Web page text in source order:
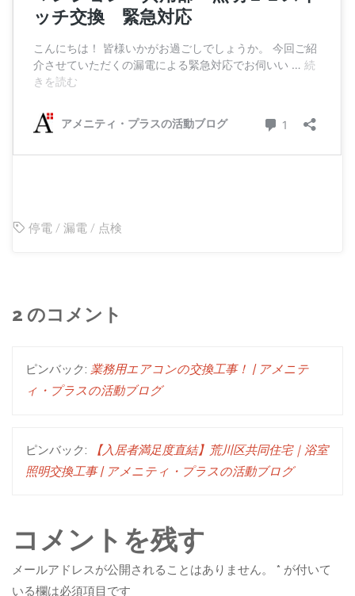
停電/ 漏電/ 点検
2 のコメント
ピンバック: 業務用エアコンの交換工事！ | アメニテ
ィ・プラスの活動ブログ
ピンバック:
【入居者満足度直結】荒川区共同住宅｜浴室
照明交換工事 | アメニティ・プラスの活動ブログ
コメントを残す
メールアドレスが公開されることはありません。 * が付いて
いる欄は必須項目です